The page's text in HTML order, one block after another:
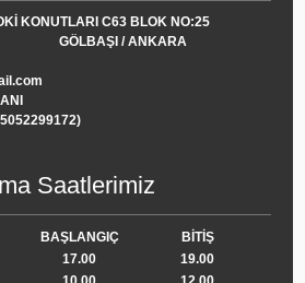
KONUTLARI C63 BLOK NO:25
/ ANKARA
Saatlerimiz
BAŞLANGIÇ
BİTİŞ
17.00
19.00